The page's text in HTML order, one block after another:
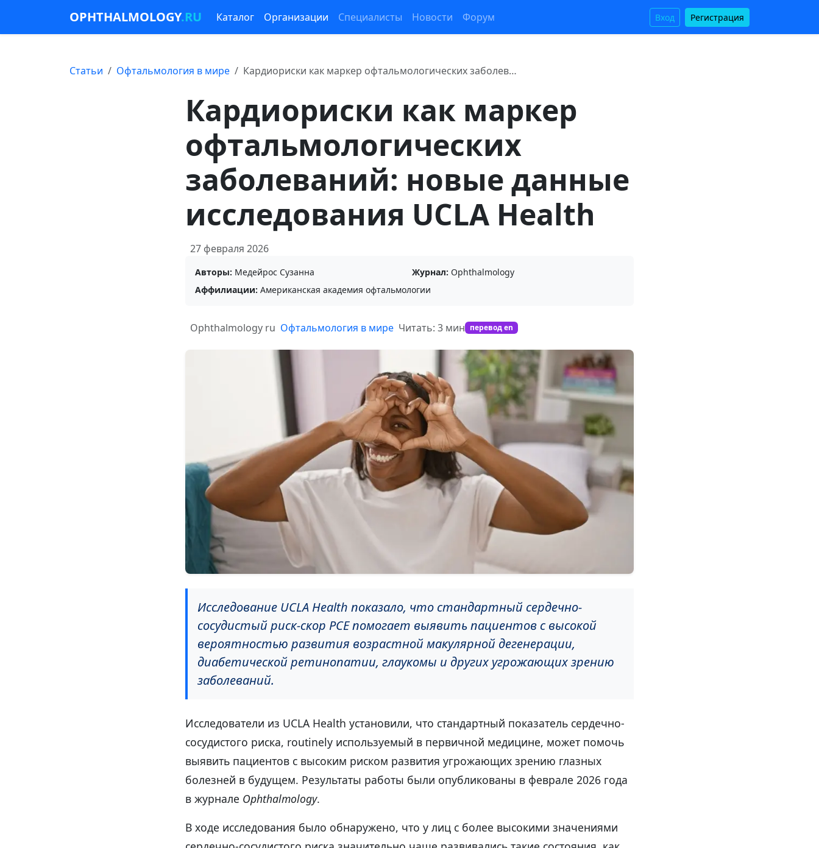
OPHTHALMOLOGY.RU Каталог Организации Специалисты Новости Форум Вход Регистрация
Статьи Офтальмология в мире Кардиориски как маркер офтальмологических заболев…
Кардиориски как маркер
офтальмологических
заболеваний: новые данные
исследования UCLA Health
27 февраля 2026
Авторы: Медейрос Сузанна Журнал: Ophthalmology
Аффилиации: Американская академия офтальмологии
Ophthalmology ru Офтальмология в мире Читать: 3 мин перевод en
Исследование UCLA Health показало, что стандартный сердечно-
сосудистый риск-скор PCE помогает выявить пациентов с высокой
вероятностью развития возрастной макулярной дегенерации,
диабетической ретинопатии, глаукомы и других угрожающих зрению
заболеваний.
Исследователи из UCLA Health установили, что стандартный показатель сердечно-
сосудистого риска, routinely используемый в первичной медицине, может помочь
выявить пациентов с высоким риском развития угрожающих зрению глазных
болезней в будущем. Результаты работы были опубликованы в феврале 2026 года
в журнале Ophthalmology.
В ходе исследования было обнаружено, что у лиц с более высокими значениями